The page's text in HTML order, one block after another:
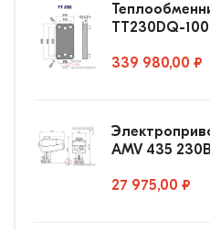
ТТ230DQ-
339 980,00 ₽
AMV 435 230В
27 975,00 ₽